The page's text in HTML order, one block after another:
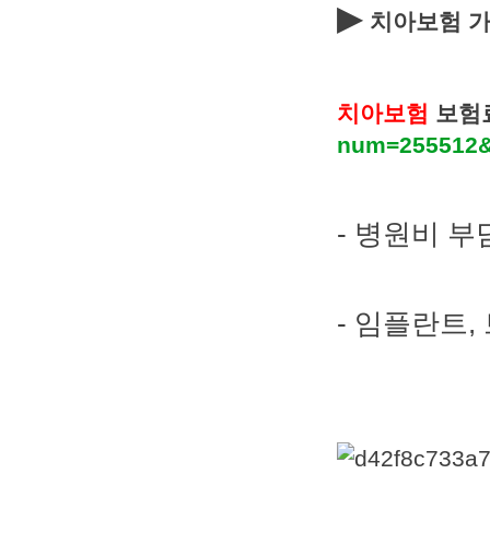
▶ 치아보험
치아보험 보험
- 병원비 부
- 임플란트,